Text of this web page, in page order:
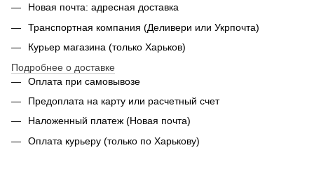
Новая почта: адресная доставка
Транспортная компания (Деливери или Укрпочта)
Курьер магазина (только Харьков)
Подробнее о доставке
Оплата при самовывозе
Предоплата на карту или расчетный счет
Наложенный платеж (Новая почта)
Оплата курьеру (только по Харькову)